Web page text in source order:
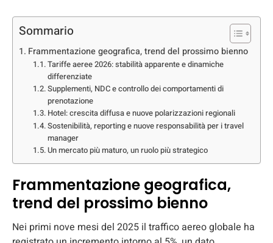
Sommario
Frammentazione geografica, trend del prossimo bienno
Tariffe aeree 2026: stabilità apparente e dinamiche
differenziate
Supplementi, NDC e controllo dei comportamenti di
prenotazione
Hotel: crescita diffusa e nuove polarizzazioni regionali
Sostenibilità, reporting e nuove responsabilità per i travel
manager
Un mercato più maturo, un ruolo più strategico
Frammentazione geografica,
trend del prossimo bienno
Nei primi nove mesi del 2025 il traffico aereo globale ha